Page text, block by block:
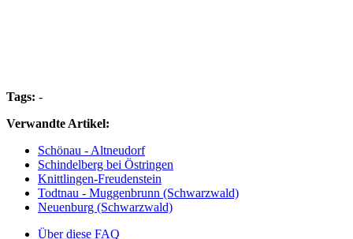
Tags: -
Verwandte Artikel:
Schönau - Altneudorf
Schindelberg bei Östringen
Knittlingen-Freudenstein
Todtnau - Muggenbrunn (Schwarzwald)
Neuenburg (Schwarzwald)
Über diese FAQ